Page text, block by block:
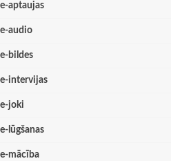
e-aptaujas
e-audio
e-bildes
e-intervijas
e-joki
e-lūgšanas
e-mācība